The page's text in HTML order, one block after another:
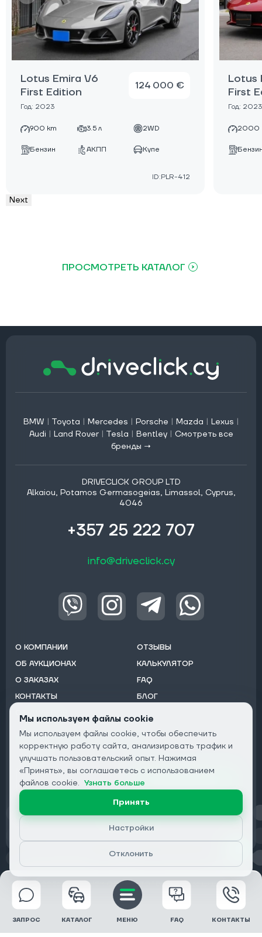
Lotus Emira V6
First Edition
Год: 2023
124 000 €
900 km 3.5 л 2WD
Бензин АКПП Купе
ID:PLR-412
Lotus
First
Год: 2023
2000
Next
ПРОСМОТРЕТЬ КАТАЛОГ
BMW | Toyota | Mercedes | Porsche | Mazda | Lexus |
Audi | Land Rover | Tesla | Bentley | Смотреть все
бренды →
DRIVECLICK GROUP LTD
Alkaiou, Potamos Germasogeias, Limassol, Cyprus,
4046
+357 25 222 707
info@driveclick.cy
О КОМПАНИИ
ОБ АУКЦИОНАХ
О ЗАКАЗАХ
КОНТАКТЫ
ОТЗЫВЫ
КАЛЬКУЛЯТОР
FAQ
БЛОГ
Подписаться на рассылку:
Email
Конфиденциальность
© 2026 DRIVECLICK GROUP LTD | Все права защищены
ЗАПРОС КАТАЛОГ МЕНЮ FAQ КОНТАКТЫ
Мы используем файлы cookie
Мы используем файлы cookie, чтобы обеспечить
корректную работу сайта, анализировать трафик и
улучшать пользовательский опыт. Нажимая
«Принять», вы соглашаетесь с использованием
файлов cookie. Узнать больше
Принять
Настройки
Отклонить